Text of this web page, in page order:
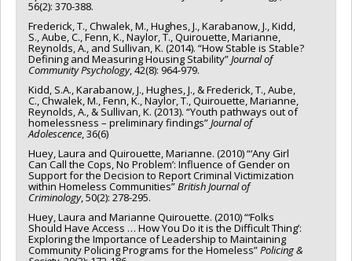
56(2): 370-388.
Frederick, T., Chwalek, M., Hughes, J., Karabanow, J., Kidd,
S., Aube, C., Fenn, K., Naylor, T., Quirouette, Marianne,
Reynolds, A., and Sullivan, K. (2014). “How Stable is Stable?
Defining and Measuring Housing Stability”Journal of
Community Psychology, 42(8): 964-979.
Kidd, S.A., Karabanow, J., Hughes, J., & Frederick, T., Aube,
C., Chwalek, M., Fenn, K., Naylor, T., Quirouette, Marianne,
Reynolds, A., & Sullivan, K. (2013). “Youth pathways out of
homelessness – preliminary findings”Journal of
Adolescence, 36(6)
Huey, Laura and Quirouette, Marianne. (2010) “‘Any Girl
Can Call the Cops, No Problem’: Influence of Gender on
Support for the Decision to Report Criminal Victimization
within Homeless Communities”British Journal of
Criminology, 50(2): 278-295.
Huey, Laura and Marianne Quirouette. (2010) “‘Folks
Should Have Access … How You Do it is the Difficult Thing’:
Exploring the Importance of Leadership to Maintaining
Community Policing Programs for the Homeless”Policing &